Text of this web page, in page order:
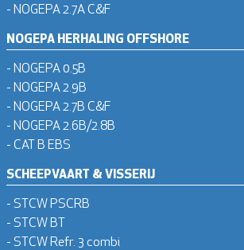
- NOGEPA 2.7A C&F
NOGEPA HERHALING OFFSHORE
- NOGEPA 0.5B
- NOGEPA 2.9B
- NOGEPA 2.7B C&F
- NOGEPA 2.6B/2.8B
- CAT B EBS
SCHEEPVAART & VISSERIJ
- STCW PSCRB
- STCW BT
- STCW Refr. 3 combi